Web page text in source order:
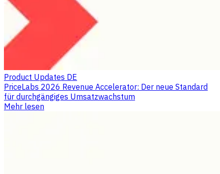
Product Updates DE
PriceLabs 2026 Revenue Accelerator: Der neue Standard
für durchgängiges Umsatzwachstum
Mehr lesen